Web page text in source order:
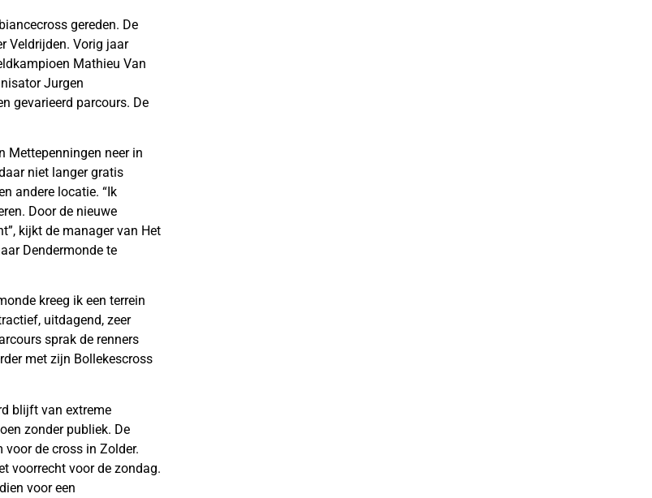
gereden. De
Veldrijden. Vorig jaar
Mathieu Van
Jurgen
gevarieerd parcours. De
Mettepenningen neer in
niet langer gratis
andere locatie. “Ik
Door de nieuwe
kijkt de manager van Het
Dendermonde te
kreeg ik een terrein
uitdagend, zeer
sprak de renners
met zijn Bollekescross
blijft van extreme
zonder publiek. De
de cross in Zolder.
voorrecht voor de zondag.
voor een